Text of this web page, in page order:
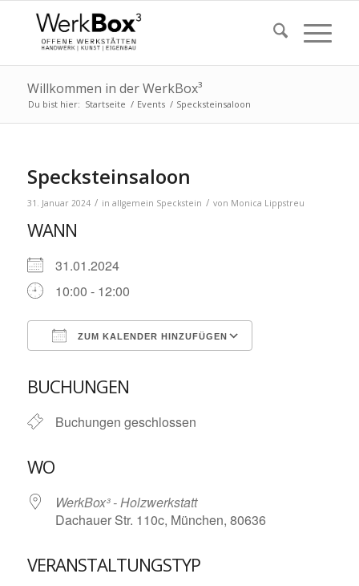
Willkommen in der WerkBox³
Du bist hier: Startseite / Events / Specksteinsaloon
Specksteinsaloon
31. Januar 2024 / in allgemein Speckstein / von Monica Lippstreu
WANN
31.01.2024
10:00 - 12:00
ZUM KALENDER HINZUFÜGEN
BUCHUNGEN
Buchungen geschlossen
WO
WerkBox³ - Holzwerkstatt
Dachauer Str. 110c, München, 80636
VERANSTALTUNGSTYP